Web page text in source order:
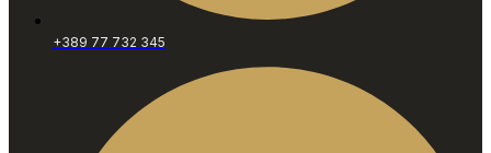
+389 77 732 345